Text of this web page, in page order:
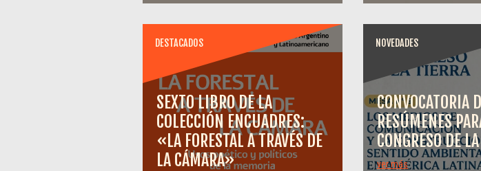
DESTACADOS
SEXTO LIBRO DE LA
COLECCIÓN ENCUADRES:
«LA FORESTAL A TRAVÉS DE
LA CÁMARA»
NOVEDADES
CONVOCATORIA
RESÚMENES
CONGRESO DE
ver más